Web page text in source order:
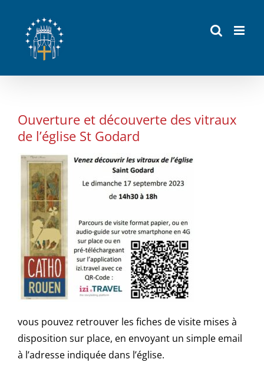
contenu
Ouverture et découverte des vitraux
de l’église St Godard
vous pouvez retrouver les fiches de visite mises à
disposition sur place, en envoyant un simple email
à l’adresse indiquée dans l’église.